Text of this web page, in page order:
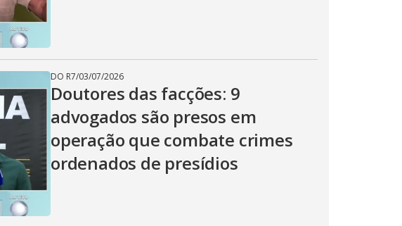
i
d
e
o
DO R7/03/07/2026
Doutores das facções: 9
advogados são presos em
operação que combate crimes
ordenados de presídios